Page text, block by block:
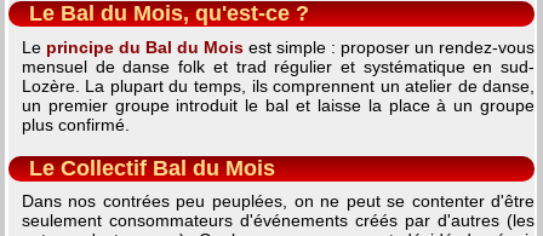
Le Bal du Mois, qu'est-ce ?
Le principe du Bal du Mois est simple : proposer un rendez-vous
mensuel de danse folk et trad régulier et systématique en sud-
Lozère. La plupart du temps, ils comprennent un atelier de danse,
un premier groupe introduit le bal et laisse la place à un groupe
plus confirmé.
Le Collectif Bal du Mois
Dans nos contrées peu peuplées, on ne peut se contenter d'être
seulement consommateurs d'événements créés par d'autres (les